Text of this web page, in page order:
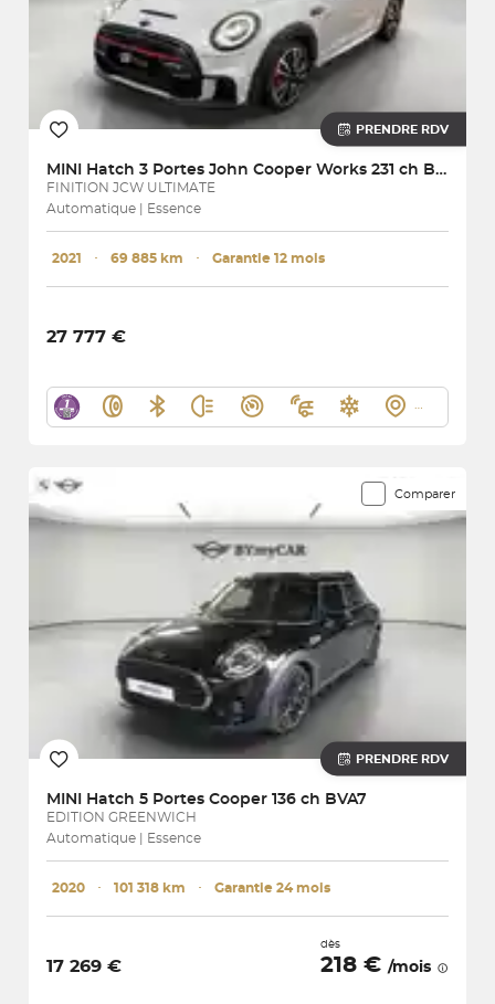
PRENDRE RDV
MINI Hatch 3 Portes John Cooper Works 231 ch BVA8
FINITION JCW ULTIMATE
Automatique | Essence
2021 ･ 69 885 km ･ Garantie 12 mois
27 777 €
Comparer
PRENDRE RDV
MINI Hatch 5 Portes Cooper 136 ch BVA7
EDITION GREENWICH
Automatique | Essence
2020 ･ 101 318 km ･ Garantie 24 mois
17 269 €
dès
218 € /mois